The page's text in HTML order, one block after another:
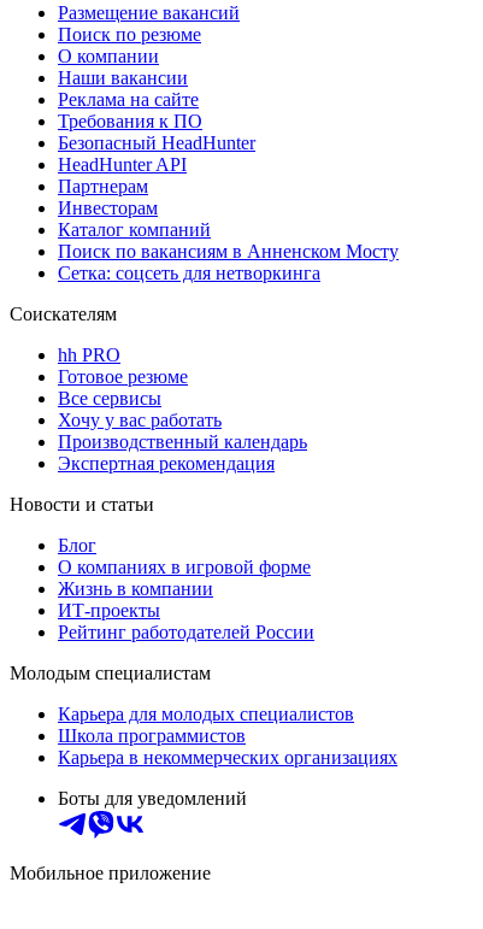
Размещение вакансий
Поиск по резюме
О компании
Наши вакансии
Реклама на сайте
Требования к ПО
Безопасный HeadHunter
HeadHunter API
Партнерам
Инвесторам
Каталог компаний
Поиск по вакансиям в Анненском Мосту
Сетка: соцсеть для нетворкинга
Соискателям
hh PRO
Готовое резюме
Все сервисы
Хочу у вас работать
Производственный календарь
Экспертная рекомендация
Новости и статьи
Блог
О компаниях в игровой форме
Жизнь в компании
ИТ-проекты
Рейтинг работодателей России
Молодым специалистам
Карьера для молодых специалистов
Школа программистов
Карьера в некоммерческих организациях
Боты для уведомлений
Мобильное приложение